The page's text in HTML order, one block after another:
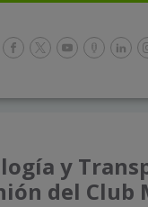
y
del Club